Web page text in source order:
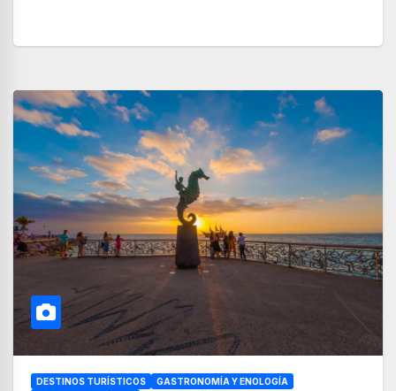
DESTINOS TURÍSTICOS
GASTRONOMÍA Y ENOLOGÍA